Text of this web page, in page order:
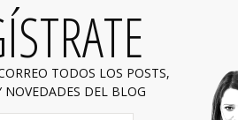
TODOS LOS POSTS,
NOVEDADES DEL BLOG